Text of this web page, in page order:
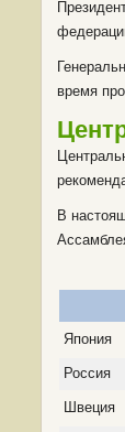
время
В
Япония
Россия
Швеция